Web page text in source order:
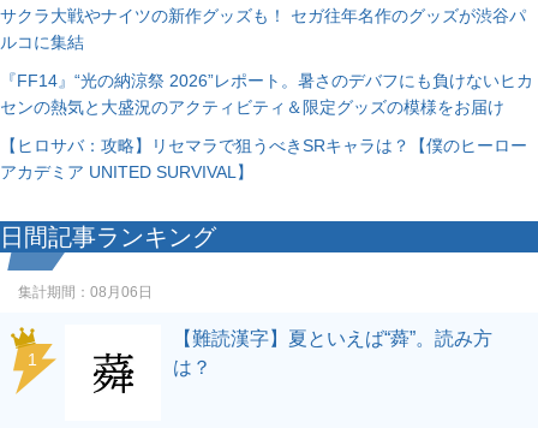
サクラ大戦やナイツの新作グッズも！ セガ往年名作のグッズが渋谷パ
ルコに集結
『FF14』“光の納涼祭 2026”レポート。暑さのデバフにも負けないヒカ
センの熱気と大盛況のアクティビティ＆限定グッズの模様をお届け
【ヒロサバ：攻略】リセマラで狙うべきSRキャラは？【僕のヒーロー
アカデミア UNITED SURVIVAL】
日間記事ランキング
集計期間： 08月06日
1
【難読漢字】夏といえば“蕣”。読み方
は？